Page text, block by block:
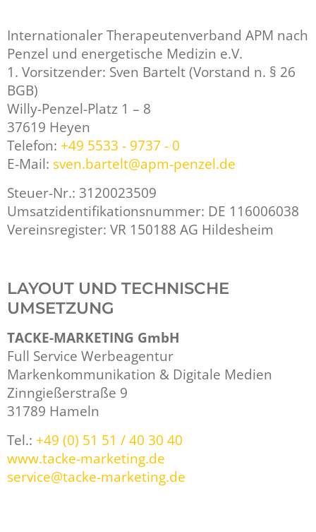
Internationaler Therapeutenverband APM nach
Penzel und energetische Medizin e.V.
1. Vorsitzender: Sven Bartelt (Vorstand n. § 26
BGB)
Willy-Penzel-Platz 1 – 8
37619 Heyen
Telefon: +49 5533 - 9737 - 0
E-Mail: sven.bartelt@apm-penzel.de
Steuer-Nr.: 3120023509
Umsatzidentifikationsnummer: DE 116006038
Vereinsregister: VR 150188 AG Hildesheim
LAYOUT UND TECHNISCHE
UMSETZUNG
TACKE-MARKETING GmbH
Full Service Werbeagentur
Markenkommunikation & Digitale Medien
Zinngießerstraße 9
31789 Hameln
Tel.: +49 (0) 51 51 / 40 30 40
www.tacke-marketing.de
service@tacke-marketing.de